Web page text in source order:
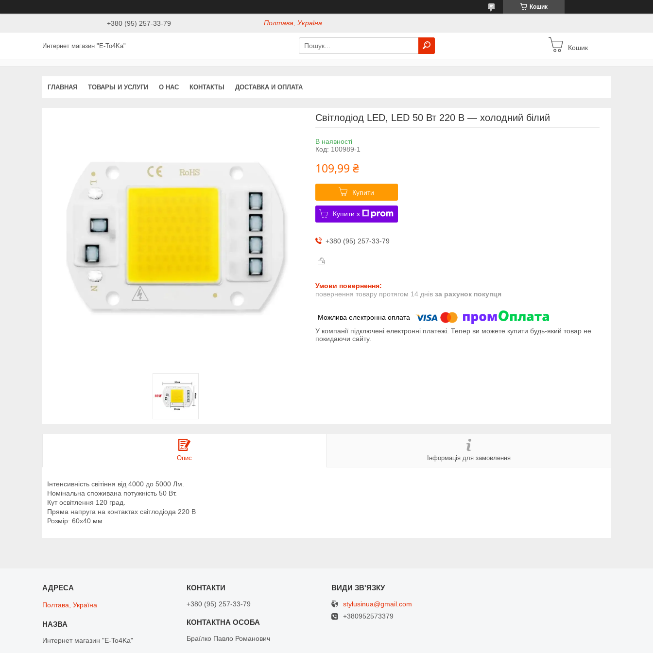
Кошик
+380 (95) 257-33-79 Полтава, Україна
Интернет магазин "E-To4Ka" Кошик
ГЛАВНАЯ ТОВАРЫ И УСЛУГИ О НАС КОНТАКТЫ ДОСТАВКА И ОПЛАТА
Світлодіод LED, LED 50 Вт 220 В — холодний білий
В наявності
Код: 100989-1
109,99 ₴
Купити
Купити з
+380 (95) 257-33-79
повернення товару протягом 14 днів за рахунок покупця
У компанії підключені електронні платежі. Тепер ви можете купити будь-який товар не
покидаючи сайту.
Опис Інформація для замовлення
Інтенсивність світіння від 4000 до 5000 Лм.
Номінальна споживана потужність 50 Вт.
Кут освітлення 120 град.
Пряма напруга на контактах світлодіода 220 В
Розмір: 60х40 мм
Полтава, Україна
Интернет магазин "E-To4Ka"
+380 (95) 257-33-79
Браїлко Павло Романович
stylusinua@gmail.com
+380952573379